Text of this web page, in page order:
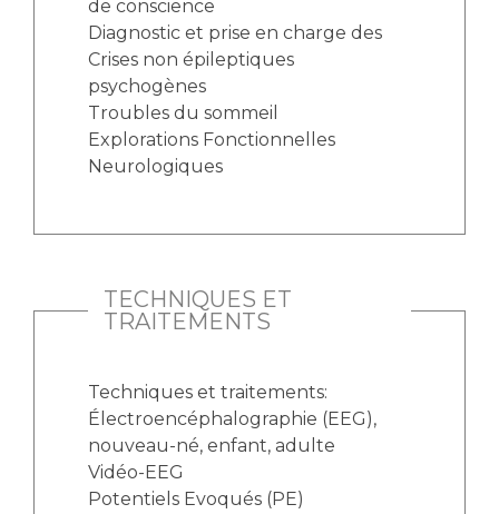
Lieu de santé sans tabac
de conscience
Diagnostic et prise en charge des
Crises non épileptiques
psychogènes
Troubles du sommeil
Explorations Fonctionnelles
Neurologiques
TECHNIQUES ET
TRAITEMENTS
Techniques et traitements:
Électroencéphalographie (EEG),
nouveau-né, enfant, adulte
Vidéo-EEG
Potentiels Evoqués (PE)